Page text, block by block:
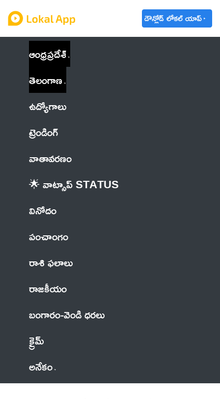
డౌన్లోడ్ లోకల్ యాప్
ఆంధ్రప్రదేశ్
తెలంగాణ
ఉద్యోగాలు
ట్రెండింగ్
వాతావరణం
🌟 వాట్సాప్ STATUS
వినోదం
పంచాంగం
రాశి ఫలాలు
రాజకీయం
బంగారం-వెండి ధరలు
క్రైమ్
అనేకం